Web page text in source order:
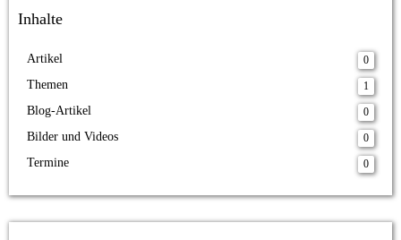
Inhalte
Artikel 0
Themen 1
Blog-Artikel 0
Bilder und Videos 0
Termine 0